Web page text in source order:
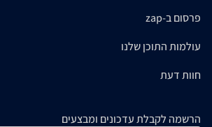
פרסום ב-zap
עולמות התוכן שלנו
חוות דעת
הרשמה לקבלת עדכונים ומבצעים